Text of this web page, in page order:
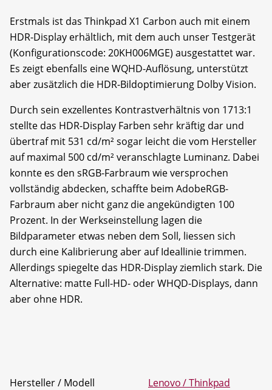
Erstmals ist das Thinkpad X1 Carbon auch mit einem
HDR-Display erhältlich, mit dem auch unser Testgerät
(Konfigurationscode: 20KH006MGE) ausgestattet war.
Es zeigt ebenfalls eine WQHD-Auflösung, unterstützt
aber zusätzlich die HDR-Bildoptimierung Dolby Vision.
Durch sein exzellentes Kontrastverhältnis von 1713:1
stellte das HDR-Display Farben sehr kräftig dar und
übertraf mit 531 cd/m² sogar leicht die vom Hersteller
auf maximal 500 cd/m² veranschlagte Luminanz. Dabei
konnte es den sRGB-Farb­raum wie versprochen
vollständig abdecken, schaffte beim AdobeRGB-
Farbraum aber nicht ganz die angekündigten 100
Prozent. In der Werkseinstellung lagen die
Bildparameter etwas neben dem Soll, liessen sich
durch eine Kalibrierung aber auf Ideallinie trimmen.
Allerdings spiegelte das HDR-Display ziemlich stark. Die
Alternative: matte Full-HD- oder WHQD-Displays, dann
aber ohne HDR.
Hersteller / Modell
Lenovo / Thinkpad